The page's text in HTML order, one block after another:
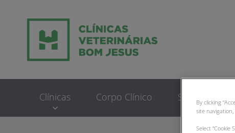
Clínicas Corpo Clínico Serviços
By clicking
site
Select